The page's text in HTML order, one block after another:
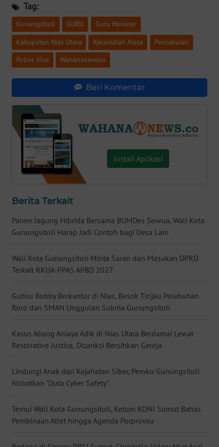
Tag:
Gunungsitoli GURU Guru Honorer
Kabupaten Nias Utara Kecamatan Alasa Pencabulan
Polres Nias Wahananewsco
Beri Komentar
Install Aplikasi
Berita Terkait
Panen Jagung Hibrida Bersama BUMDes Sowua, Wali Kota
Gunungsitoli Harap Jadi Contoh bagi Desa Lain
Wali Kota Gunungsitoli Minta Saran dan Masukan DPRD
Terkait RKUA-PPAS APBD 2027
Gubsu Bobby Berkantor di Nias, Besok Tinjau Pelabuhan
Roro dan SMAN Unggulan Sukma Gunungsitoli
Kasus Abang Aniaya Adik di Nias Utara Berdamai Lewat
Restorative Justice, Disanksi Bersihkan Gereja
Lindungi Anak dari Kejahatan Siber, Pemko Gunungsitoli
Nobatkan "Duta Cyber Safety"
Temui Wali Kota Gunungsitoli, Ketum KONI Sumut Bahas
Pembinaan Atlet hingga Agenda Porprovsu
WN
SERAMBI
WN
WN
SULTRA
WN
NTB
WN
SULTENG
WN
SULBAR
WN
WN
WN